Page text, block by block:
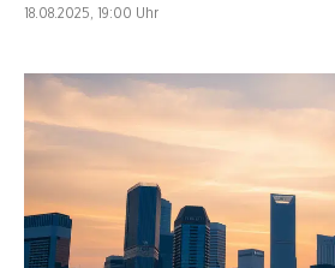
18.08.2025, 19:00 Uhr